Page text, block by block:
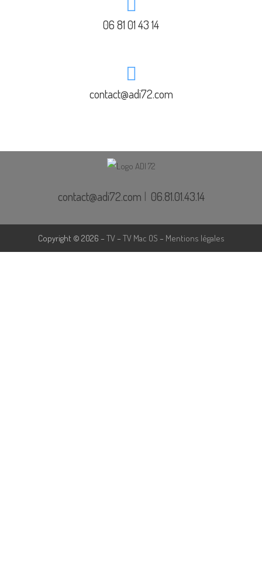
06 81 01 43 14
contact@adi72.com
contact@adi72.com | 06.81.01.43.14
Copyright © 2026 – TV– TV Mac OS – Mentions légales